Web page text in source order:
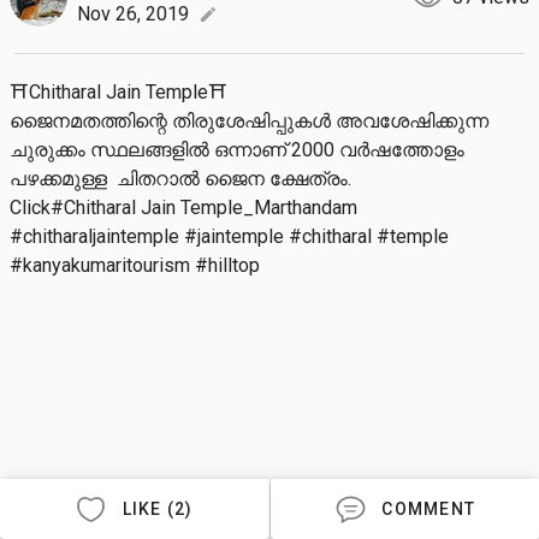
Nov 26, 2019
edit
⛩️Chitharal Jain Temple⛩️
ജൈനമതത്തിന്റെ തിരുശേഷിപ്പുകൾ അവശേഷിക്കുന്ന
ചുരുക്കം സ്ഥലങ്ങളിൽ ഒന്നാണ് 2000 വർഷത്തോളം
പഴക്കമുള്ള  ചിതറാൽ ജൈന ക്ഷേത്രം.
Click#Chitharal Jain Temple_Marthandam
#chitharaljaintemple #jaintemple #chitharal #temple
#kanyakumaritourism #hilltop
LIKE (2) COMMENT